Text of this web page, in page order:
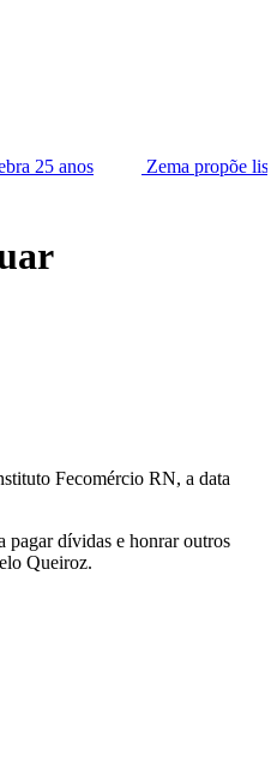
Zema propõe lista tríplice para
Fecomércio RN, a data
pagar dívidas e honrar outros
Queiroz.